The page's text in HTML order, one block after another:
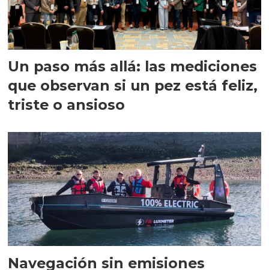
Un paso más allá: las mediciones
que observan si un pez está feliz,
triste o ansioso
Navegación sin emisiones